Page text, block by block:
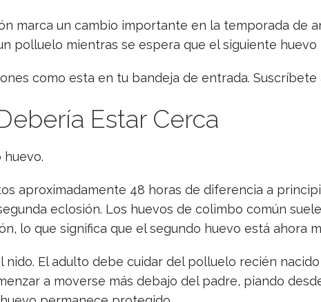
marca un cambio importante en la temporada de
polluelo mientras se espera que el siguiente
como esta en tu bandeja de entrada. Suscríbete
Estar Cerca
huevo.
aproximadamente 48 horas de diferencia a
eclosión. Los huevos de colimbo común
lo que significa que el segundo huevo está ahora
nido. El adulto debe cuidar del polluelo recién
a moverse más debajo del padre, piando